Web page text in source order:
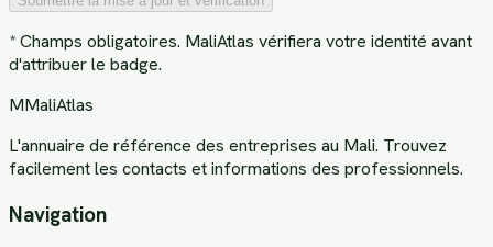
* Champs obligatoires. MaliAtlas vérifiera votre identité avant
d'attribuer le badge.
MMaliAtlas
L'annuaire de référence des entreprises au Mali. Trouvez
facilement les contacts et informations des professionnels.
Navigation